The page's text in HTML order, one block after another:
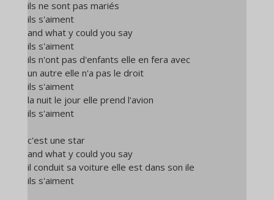
ils ne sont pas mariés
ils s'aiment
and what y could you say
ils s'aiment
ils n'ont pas d'enfants elle en fera avec
un autre elle n'a pas le droit
ils s'aiment
la nuit le jour elle prend l'avion
ils s'aiment
c'est une star
and what y could you say
il conduit sa voiture elle est dans son ile
ils s'aiment